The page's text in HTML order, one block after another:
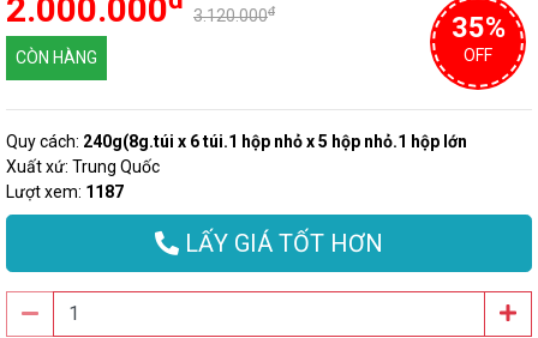
2.000.000 3.120.000đ 35%
OFF
CÒN HÀNG
Quy cách: 240g(8g.túi x 6 túi.1 hộp nhỏ x 5 hộp nhỏ.1 hộp lớn
Xuất xứ: Trung Quốc
Lượt xem: 1187
LẤY GIÁ TỐT HƠN